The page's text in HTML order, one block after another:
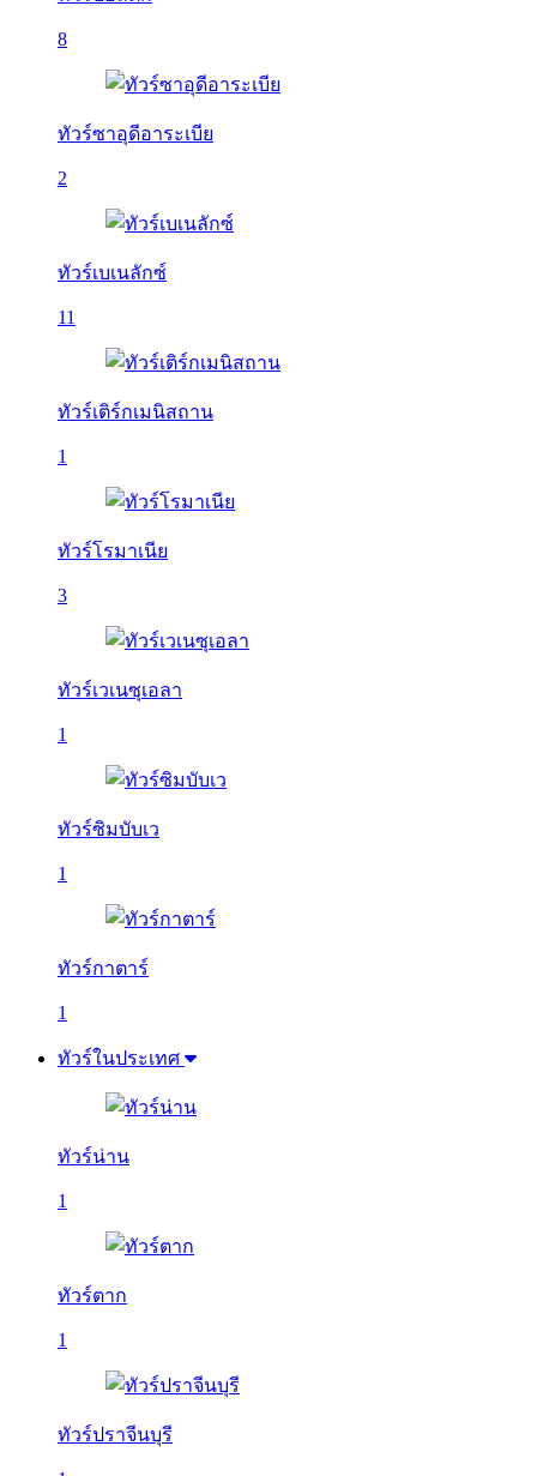
8
ทัวร์ซาอุดีอาระเบีย
2
ทัวร์เบเนลักซ์
11
ทัวร์เติร์กเมนิสถาน
1
ทัวร์โรมาเนีย
3
ทัวร์เวเนซุเอลา
1
ทัวร์ซิมบับเว
1
ทัวร์กาตาร์
1
ทัวร์ในประเทศ
ทัวร์น่าน
1
ทัวร์ตาก
1
ทัวร์ปราจีนบุรี